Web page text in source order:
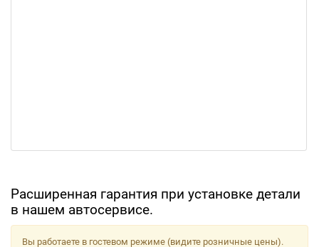
Расширенная гарантия при установке детали
в нашем автосервисе.
Вы работаете в гостевом режиме (видите розничные цены).